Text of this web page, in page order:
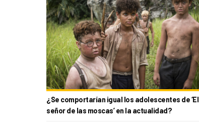
¿Se comportarían igual los adolescentes de ‘El
señor de las moscas’ en la actualidad?